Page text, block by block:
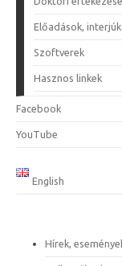
Előadások, interjúk
Szoftverek
Hasznos linkek
Facebook
YouTube
English
Hírek,